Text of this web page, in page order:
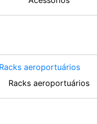
Racks aeroportuários